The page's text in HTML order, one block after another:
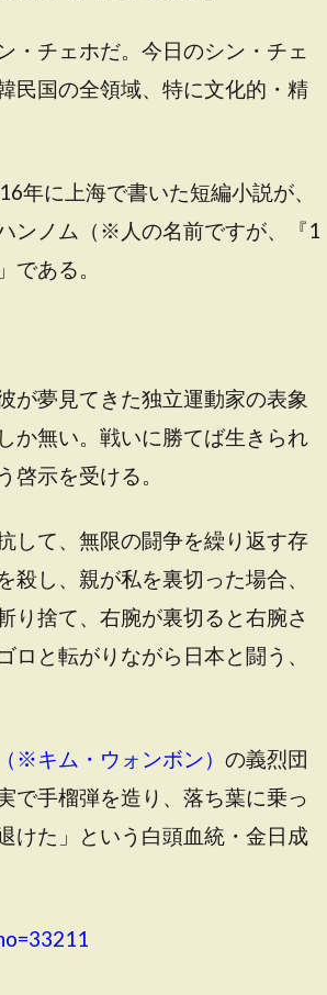
・チェホだ。今日のシン・チェ
民国の全領域、特に文化的・精
年に上海で書いた短編小説が、
ンノム（※人の名前ですが、『1
である。
が夢見てきた独立運動家の表象
か無い。戦いに勝てば生きられ
示を受ける。
して、無限の闘争を繰り返す存
し、親が私を裏切った場合、
り捨て、右腕が裏切ると右腕さ
と転がりながら日本と闘う、
※キム・ウォンボン） の義烈団
で手榴弾を造り、落ち葉に乗っ
けた」という白頭血統・金日成